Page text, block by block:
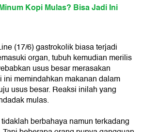
Kopi Mulas? Bisa Jadi Ini
(17/6) gastrokolik biasa terjadi
organ, tubuh kemudian merilis
usus besar merasakan
ini memindahkan makanan dalam
usus besar. Reaksi inilah yang
mulas.
berbahaya namun terkadang